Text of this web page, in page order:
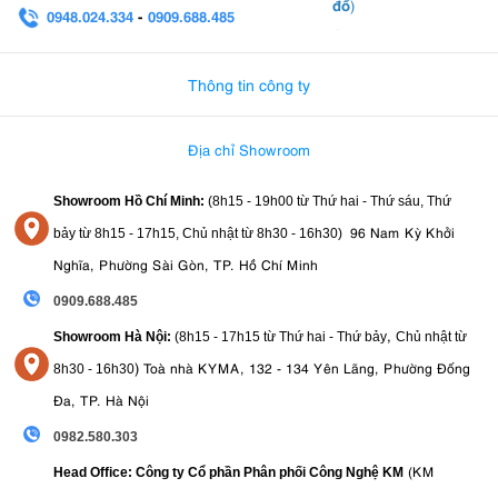
kèm để đảm bảo hiệu suất tối ưu.
0948.024.334 - 0909.688.485 )
Thông tin công ty
Địa chỉ Showroom
Showroom Hồ Chí Minh: (8h15 - 19h00 từ Thứ hai - Thứ sáu, Thứ
bảy từ 8h15 - 17h15, Chủ nhật từ 8h30 - 16h30) 96 Nam Kỳ Khởi
Nghĩa, Phường Sài Gòn, TP. Hồ Chí Minh
0909.688.485
Showroom Hà Nội: (8h15 - 17h15 từ Thứ hai - Thứ bảy, Chủ nhật từ
8h30 - 16h30) Toà nhà KYMA, 132 - 134 Yên Lãng, Phường Đống
Đa, TP. Hà Nội
0982.580.303
Head Office: Công ty Cổ phần Phân phối Công Nghệ KM (KM